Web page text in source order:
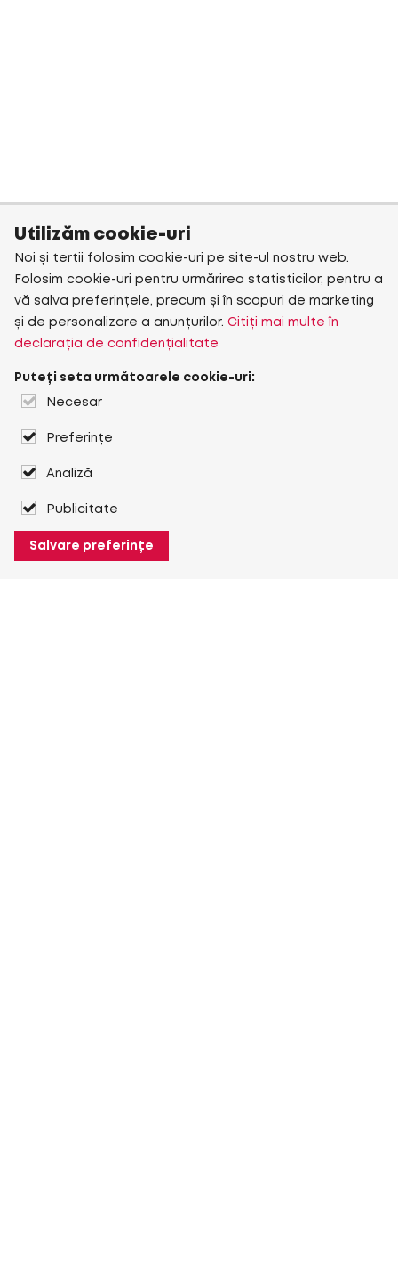
Utilizăm cookie-uri
Noi și terții folosim cookie-uri pe site-ul nostru web.
Folosim cookie-uri pentru urmărirea statisticilor, pentru a
vă salva preferințele, precum și în scopuri de marketing
și de personalizare a anunțurilor. Citiți mai multe în
declarația de confidențialitate
Puteți seta următoarele cookie-uri:
Necesar
Preferințe
Analiză
Publicitate
Salvare preferințe